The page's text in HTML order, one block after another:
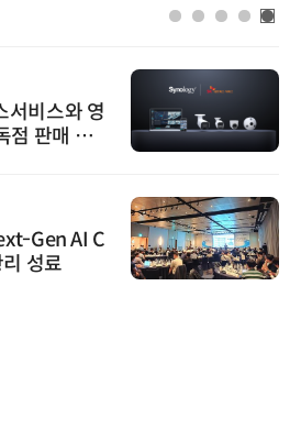
서비스와 영
점 판매 파
Gen AI C
성료